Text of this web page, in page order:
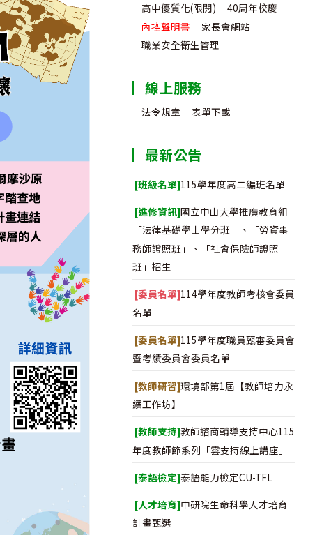
高中優質化(限閱)
40周年校慶
內控聲明書
家長會網站
職業安全衛生管理
線上服務
法令規章 表單下載
最新公告
[班級名單]115學年度高二編班名單
[進修資訊]國立中山大學推廣教育組
「法律基礎學士學分班」、「勞資事
務師證照班」、「社會保險師證照
班」招生
[委員名單]114學年度教師考核會委員
名單
[委員名單]115學年度職員甄審委員會
暨考績委員會委員名單
[教師研習]環境部第1屆【教師培力永
續工作坊】
[教師支持]教師諮商輔導支持中心115
年度教師節系列「雲支持線上講座」
[泰語檢定]泰語能力檢定CU-TFL
[人才培育]中研院生命科學人才培育
計畫甄選